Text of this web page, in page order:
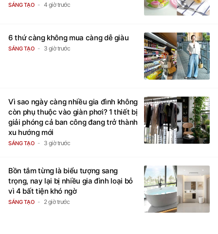
SÁNG TẠO 4 giờ trước
6 thứ càng không mua càng dễ giàu
SÁNG TẠO 3 giờ trước
Vì sao ngày càng nhiều gia đình không
còn phụ thuộc vào giàn phơi? 1 thiết bị
giải phóng cả ban công đang trở thành
xu hướng mới
SÁNG TẠO 3 giờ trước
Bồn tắm từng là biểu tượng sang
trọng, nay lại bị nhiều gia đình loại bỏ
vì 4 bất tiện khó ngờ
SÁNG TẠO 2 giờ trước